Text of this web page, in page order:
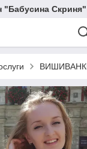
"Бабусина Скриня"